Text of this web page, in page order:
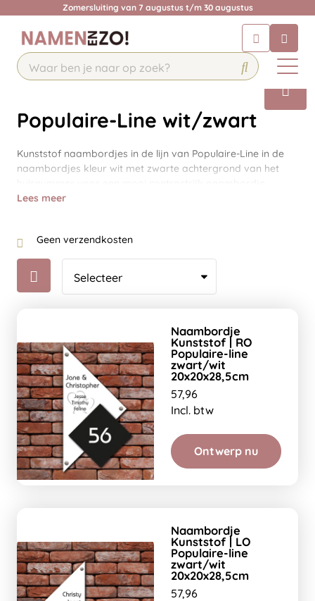
Zomersluiting van 7 augustus t/m 30 augustus
Chat 24/7 met onze chatbot voor
hulp
Contact
Populaire-Line wit/zwart
Kunststof naambordjes in de lijn van Populaire-Line in de
naambordjes kleur wit met zwarte achtergrond van het
Lees meer
Geen verzendkosten
Naambordje
Kunststof | RO
Populaire-line
zwart/wit
20x20x28,5cm
57,96
Incl. btw
Ontwerp nu
Naambordje
Kunststof | LO
Populaire-line
zwart/wit
20x20x28,5cm
57,96